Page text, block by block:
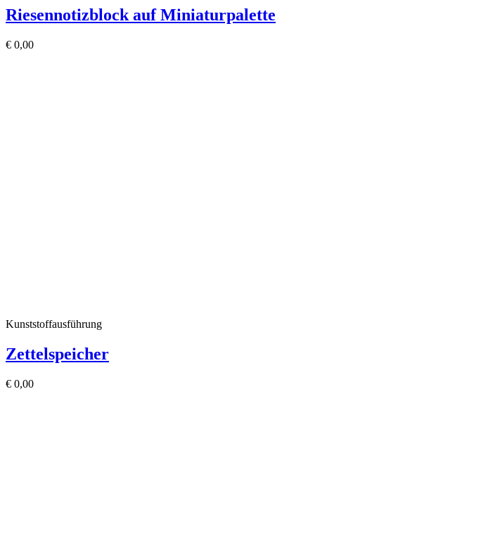
Riesennotizblock auf Miniaturpalette
€ 0,00
Kunststoffausführung
Zettelspeicher
€ 0,00